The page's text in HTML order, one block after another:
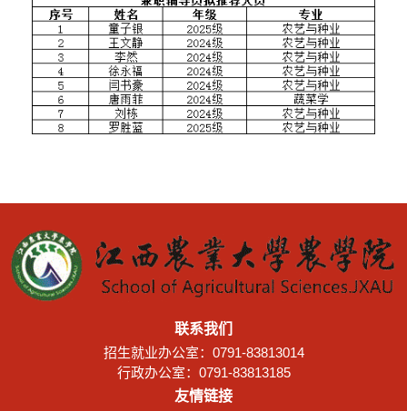
联系我们
招生就业办公室：0791-83813014
行政办公室：0791-83813185
友情链接